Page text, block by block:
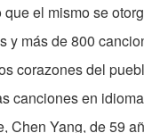
el mismo se
y más de 800
corazones del
canciones en
Chen Yang, de 59